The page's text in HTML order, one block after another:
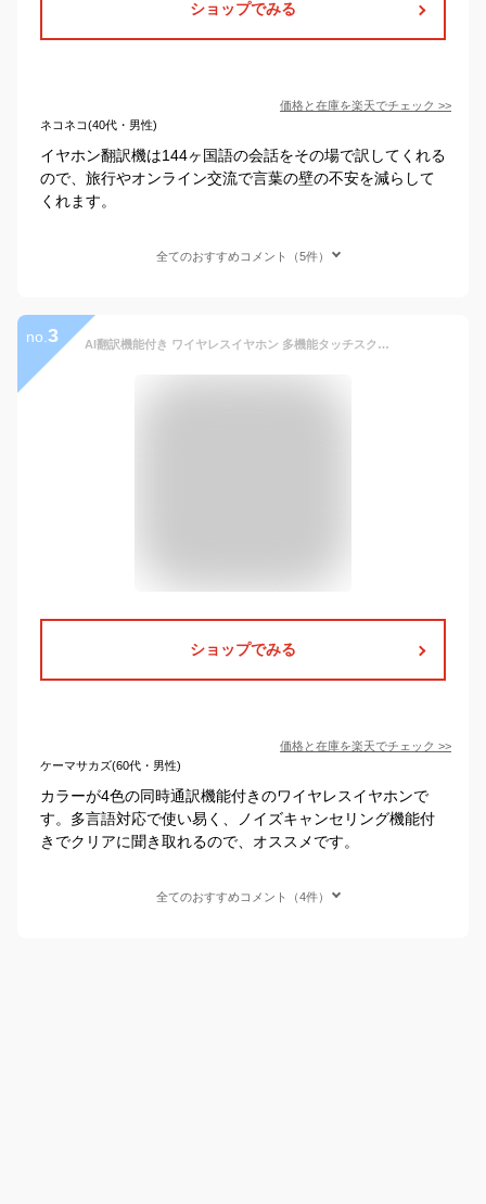
ショップでみる
価格と在庫を楽天でチェック >>
ネコネコ(40代・男性)
イヤホン翻訳機は144ヶ国語の会話をその場で訳してくれる
ので、旅行やオンライン交流で言葉の壁の不安を減らして
くれます。
全てのおすすめコメント（5件）
no. 3 AI翻訳機能付き ワイヤレスイヤホン 多機能タッチスクリーン イヤホンBluetooth イヤフォン 翻訳機 イヤホン イヤホン型翻訳機 iPhone iOS対応 Android対応 高音質 Bluetooth5.4 耳掛け ノイズキャンセリング ステレオサウンド 耳掛け ヘッドホン
ショップでみる
価格と在庫を楽天でチェック >>
ケーマサカズ(60代・男性)
カラーが4色の同時通訳機能付きのワイヤレスイヤホンで
す。多言語対応で使い易く、ノイズキャンセリング機能付
きでクリアに聞き取れるので、オススメです。
全てのおすすめコメント（4件）